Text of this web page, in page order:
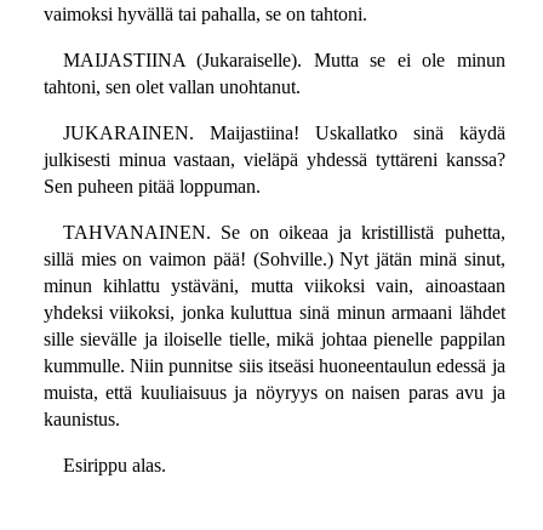
vaimoksi hyvällä tai pahalla, se on tahtoni.
MAIJASTIINA (Jukaraiselle). Mutta se ei ole minun
tahtoni, sen olet vallan unohtanut.
JUKARAINEN. Maijastiina! Uskallatko sinä käydä
julkisesti minua vastaan, vieläpä yhdessä tyttäreni kanssa?
Sen puheen pitää loppuman.
TAHVANAINEN. Se on oikeaa ja kristillistä puhetta,
sillä mies on vaimon pää! (Sohville.) Nyt jätän minä sinut,
minun kihlattu ystäväni, mutta viikoksi vain, ainoastaan
yhdeksi viikoksi, jonka kuluttua sinä minun armaani lähdet
sille sievälle ja iloiselle tielle, mikä johtaa pienelle pappilan
kummulle. Niin punnitse siis itseäsi huoneentaulun edessä ja
muista, että kuuliaisuus ja nöyryys on naisen paras avu ja
kaunistus.
Esirippu alas.